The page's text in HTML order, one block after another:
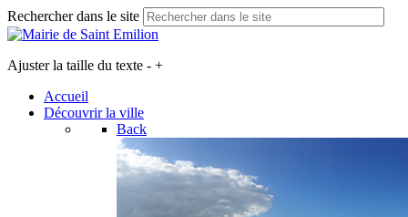
Rechercher dans le site
Ajuster la taille du texte - +
Accueil
Découvrir la ville
Back